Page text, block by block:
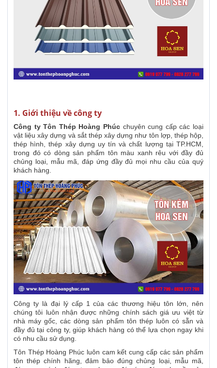
1. Giới thiệu về công ty
Công ty Tôn Thép Hoàng Phúc chuyên cung cấp các loại
vật liệu xây dựng và sắt thép xây dựng như tôn lợp, thép hộp,
thép hình, thép xây dựng uy tín và chất lượng tại TP.HCM,
trong đó có dòng sản phẩm tôn màu xanh rêu với đầy đủ
chủng loại, mẫu mã, đáp ứng đầy đủ mọi nhu cầu của quý
khách hàng.
Công ty là đại lý cấp 1 của các thương hiệu tôn lớn, nên
chúng tôi luôn nhận được những chính sách giá ưu việt từ
nhà máy gốc, các dòng sản phẩm tôn thép luôn có sẵn và
đầy đủ tại công ty, giúp khách hàng có thể lựa chọn ngay khi
có nhu cầu sử dụng.
Tôn Thép Hoàng Phúc luôn cam kết cung cấp các sản phẩm
tôn thép chính hãng, đảm bảo đúng chủng loại, mẫu mã,